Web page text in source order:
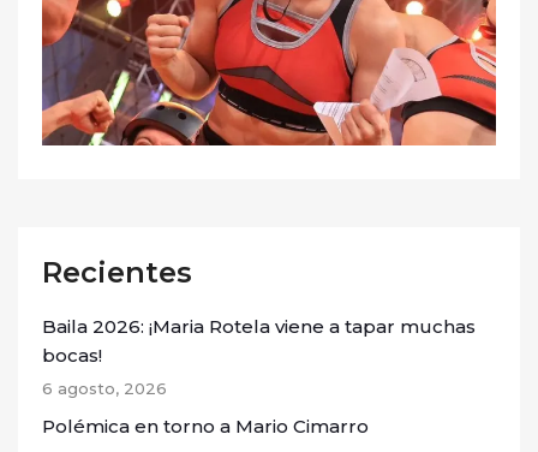
Recientes
Baila 2026: ¡Maria Rotela viene a tapar muchas
bocas!
6 agosto, 2026
Polémica en torno a Mario Cimarro